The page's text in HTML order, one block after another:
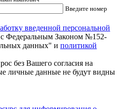
Введите номер
введенной персональной
с Федеральным Законом №152-
данных" и политикой
без Вашего согласия на
личные данные не будут видны